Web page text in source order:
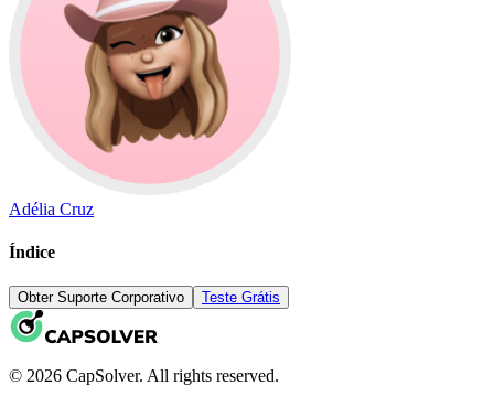
Adélia Cruz
Índice
Obter Suporte Corporativo Teste Grátis
© 2026 CapSolver. All rights reserved.